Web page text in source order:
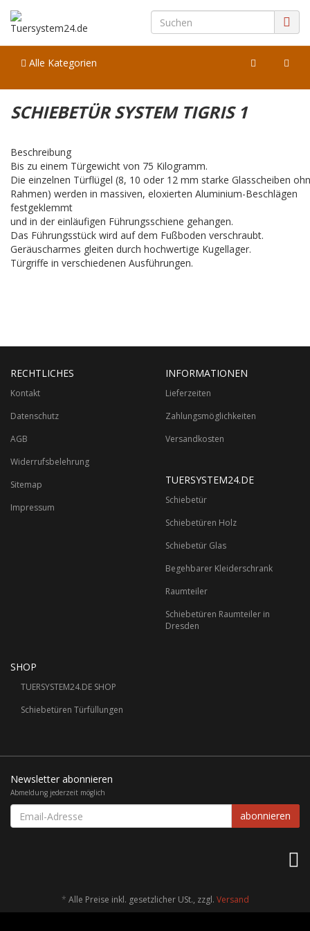
Alle Kategorien
SCHIEBETÜR SYSTEM TIGRIS 1
Beschreibung
Bis zu einem Türgewicht von 75 Kilogramm.
Die einzelnen Türflügel (8, 10 oder 12 mm starke Glasscheiben
Rahmen) werden in massiven, eloxierten Aluminium-Beschlägen
festgeklemmt
und in der einläufigen Führungsschiene gehangen.
Das Führungsstück wird auf dem Fußboden verschraubt.
Geräuscharmes gleiten durch hochwertige Kugellager.
Türgriffe in verschiedenen Ausführungen.
RECHTLICHES
Kontakt
Datenschutz
AGB
Widerrufsbelehrung
Sitemap
Impressum
INFORMATIONEN
Lieferzeiten
Zahlungsmöglichkeiten
Versandkosten
TUERSYSTEM24.DE
Schiebetür
Schiebetüren Holz
Schiebetür Glas
Begehbarer Kleiderschrank
Raumteiler
Schiebetüren Raumteiler in
Dresden
SHOP
TUERSYSTEM24.DE SHOP
Schiebetüren Türfüllungen
Newsletter abonnieren
Abmeldung jederzeit möglich
Email-
Adresse
abonnieren
* Alle Preise inkl. gesetzlicher USt., zzgl. Versand